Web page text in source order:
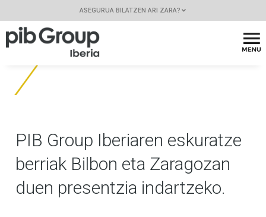
ASEGURUA BILATZEN ARI ZARA?
PIB Group Iberiaren eskuratze
berriak Bilbon eta Zaragozan
duen presentzia indartzeko.